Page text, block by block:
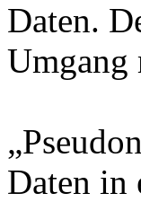
Daten.
Umgang
Daten in